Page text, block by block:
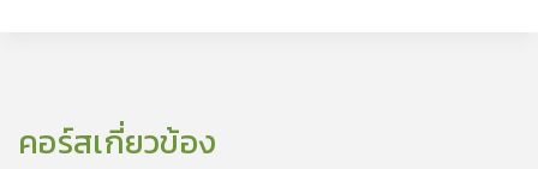
คอร์สเกี่ยวข้อง